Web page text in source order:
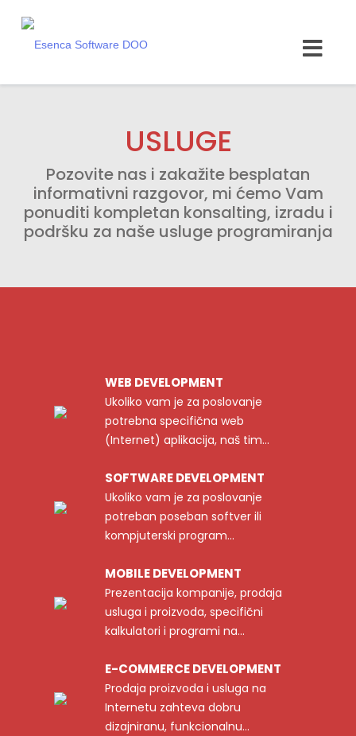
USLUGE
Pozovite nas i zakažite besplatan
informativni razgovor, mi ćemo Vam
ponuditi kompletan konsalting, izradu i
podršku za naše usluge programiranja
WEB DEVELOPMENT
Ukoliko vam je za poslovanje
potrebna specifična web
(Internet) aplikacija, naš tim...
SOFTWARE DEVELOPMENT
Ukoliko vam je za poslovanje
potreban poseban softver ili
kompjuterski program...
MOBILE DEVELOPMENT
Prezentacija kompanije, prodaja
usluga i proizvoda, specifični
kalkulatori i programi na...
E-COMMERCE DEVELOPMENT
Prodaja proizvoda i usluga na
Internetu zahteva dobru
dizajniranu, funkcionalnu...